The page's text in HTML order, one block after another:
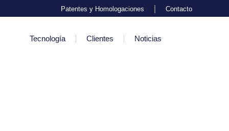
Patentes y Homologaciones Contacto
Tecnología Clientes Noticias